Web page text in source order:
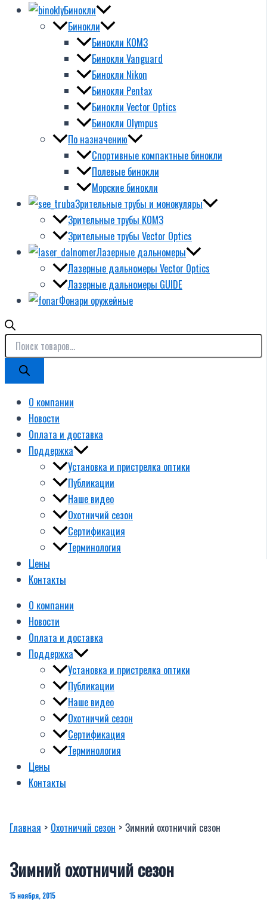
Бинокли
Бинокли
Бинокли КОМЗ
Бинокли Vanguard
Бинокли Nikon
Бинокли Pentax
Бинокли Vector Optics
Бинокли Olympus
По назначению
Спортивные компактные бинокли
Полевые бинокли
Морские бинокли
Зрительные трубы и монокуляры
Зрительные трубы КОМЗ
Зрительные трубы Vector Optics
Лазерные дальномеры
Лазерные дальномеры Vector Optics
Лазерные дальномеры GUIDE
Фонари оружейные
О компании
Новости
Оплата и доставка
Поддержка
Установка и пристрелка оптики
Публикации
Наше видео
Охотничий сезон
Сертификация
Терминология
Цены
Контакты
О компании
Новости
Оплата и доставка
Поддержка
Установка и пристрелка оптики
Публикации
Наше видео
Охотничий сезон
Сертификация
Терминология
Цены
Контакты
Главная Охотничий сезон Зимний охотничий сезон
Зимний охотничий сезон
15 ноября, 2015